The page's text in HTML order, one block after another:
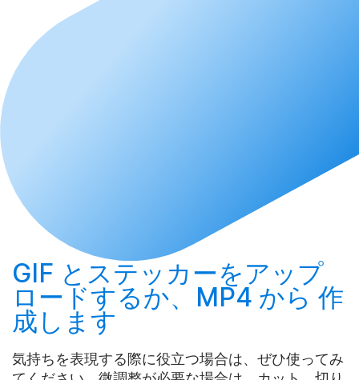
GIF とステッカーをアップ
ロードするか、MP4 から 作
成 します
気持ちを表現する際に役立つ場合は、ぜひ使ってみ